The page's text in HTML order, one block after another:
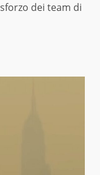
dei team di